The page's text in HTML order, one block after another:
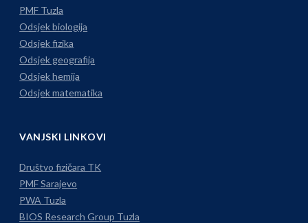
PMF Tuzla
Odsjek biologija
Odsjek fizika
Odsjek geografija
Odsjek hemija
Odsjek matematika
VANJSKI LINKOVI
Društvo fizičara TK
PMF Sarajevo
PWA Tuzla
BIOS Research Group Tuzla